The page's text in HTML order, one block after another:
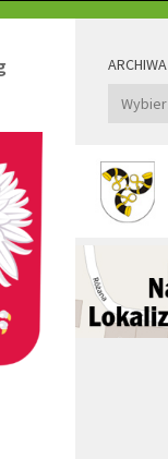
ARCHIWA
Archiwa